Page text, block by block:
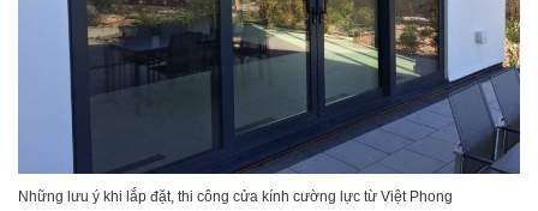
Những lưu ý khi lắp đặt, thi công cửa kính cường lực từ Việt Phong